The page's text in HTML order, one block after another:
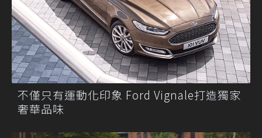
不僅只有運動化印象 Ford Vignale打造獨家
奢華品味